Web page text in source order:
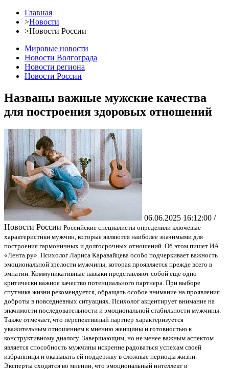
Главная
>Новости
>Новости России
Мировые новости
Новости Волгограда
Новости региона
Новости России
Названы важные мужские качества
для построения здоровых отношений
06.06.2025 16:12:00 /
Новости России Российские специалисты определили ключевые
характеристики мужчин, которые являются наиболее значимыми для
построения гармоничных и долгосрочных отношений. Об этом пишет ИА
«Лента.ру». Психолог Лариса Каравайцева особо подчеркивает важность
эмоциональной зрелости мужчины, которая проявляется прежде всего в
эмпатии. Коммуникативные навыки представляют собой еще одно
критически важное качество потенциального партнера. При выборе
спутника жизни рекомендуется, обращать особое внимание на проявления
доброты в повседневных ситуациях. Психолог акцентирует внимание на
значимости последовательности и эмоциональной стабильности мужчины.
Также отмечает, что перспективный партнер характеризуется
уважительным отношением к мнению женщины и готовностью к
конструктивному диалогу. Завершающим, но не менее важным аспектом
является способность мужчины искренне радоваться успехам своей
избранницы и оказывать ей поддержку в сложные периоды жизни.
Эксперты сходятся во мнении, что эмоциональный интеллект и